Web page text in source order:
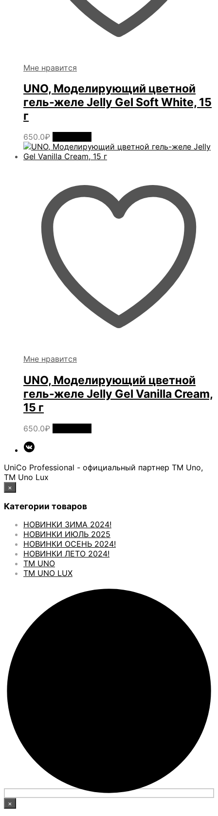
Мне нравится
UNO, Моделирующий цветной
гель-желе Jelly Gel Soft White, 15
г
650.0₽
Мне нравится
UNO, Моделирующий цветной
гель-желе Jelly Gel Vanilla Cream,
15 г
650.0₽
UniCo Professional - официальный партнер ТМ Uno,
ТМ Uno Lux
×
Категории товаров
НОВИНКИ ЗИМА 2024!
НОВИНКИ ИЮЛЬ 2025
НОВИНКИ ОСЕНЬ 2024!
НОВИНКИ ЛЕТО 2024!
ТМ UNO
ТМ UNO LUX
×